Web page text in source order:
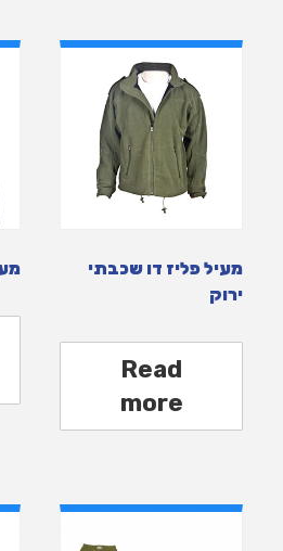
מעיל פליז דו שכבתי
ירוק
Read
more